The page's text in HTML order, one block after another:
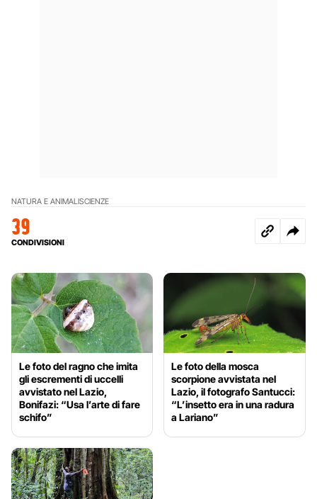
NATURA E ANIMALISCIENZE
39
CONDIVISIONI
Le foto del ragno che imita
gli escrementi di uccelli
avvistato nel Lazio,
Bonifazi: “Usa l’arte di fare
schifo”
Le foto della mosca
scorpione avvistata nel
Lazio, il fotografo Santucci:
“L’insetto era in una radura
a Lariano”